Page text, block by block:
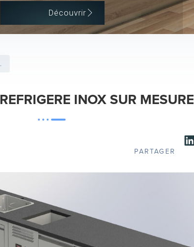
Découvrir
INOX SUR MESURE
PARTAGER